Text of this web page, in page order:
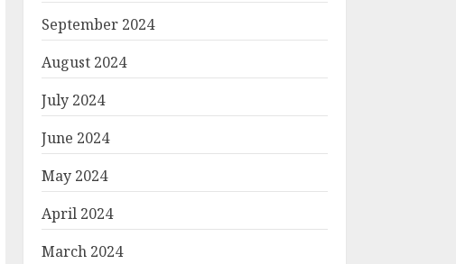
September 2024
August 2024
July 2024
June 2024
May 2024
April 2024
March 2024